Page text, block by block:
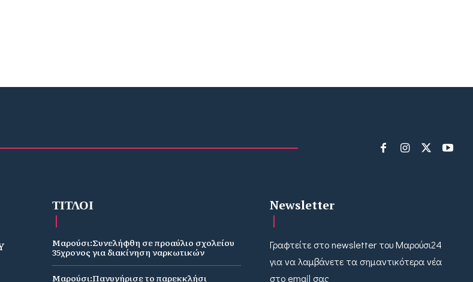
ΤΙΤΛΟΙ
Μαρούσι:Συνελήφθη σε προαύλιο σχολείου
35χρονος για διακίνηση ναρκωτικών
Μαρούσι:Πανυγήρισε το παρεκκλήσι
Newsletter
Γραφτείτε στο newsletter του Μαρούσι24
για να λαμβάνετε τα σημαντικότερα νέα
στο email σας